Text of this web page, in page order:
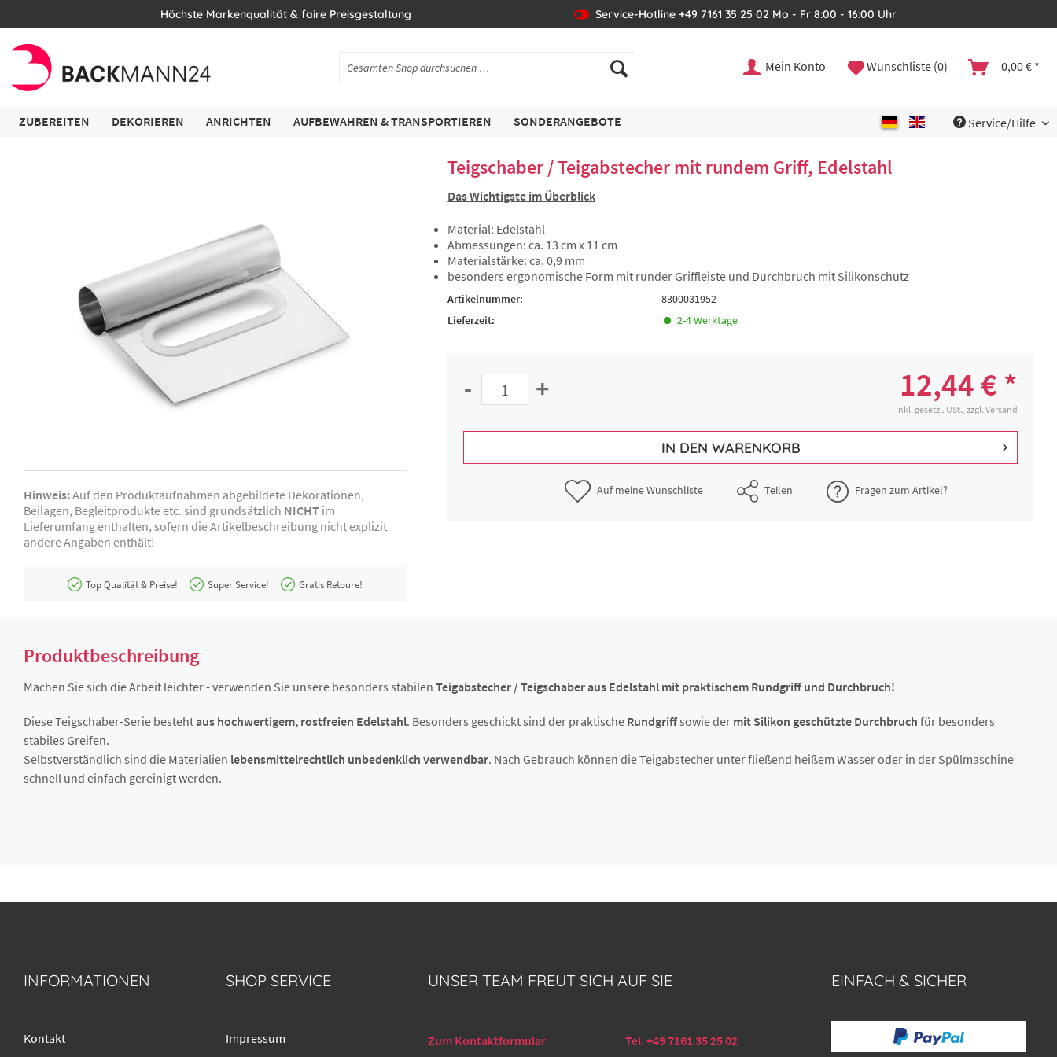
Höchste Markenqualität & faire Preisgestaltung Service-Hotline +49 7161 35 25 02 Mo - Fr 8:00 - 16:00 Uhr
Mein Konto Wunschliste (0) 0,00 € *
ZUBEREITEN DEKORIEREN ANRICHTEN AUFBEWAHREN & TRANSPORTIEREN SONDERANGEBOTE Service/Hilfe
Hinweis:Auf den Produktaufnahmen abgebildete Dekorationen,
Beilagen, Begleitprodukte etc. sind grundsätzlich NICHT im
Lieferumfang enthalten, sofern die Artikelbeschreibung nicht explizit
andere Angaben enthält!
Top Qualität & Preise! Super Service! Gratis Retoure!
Teigschaber / Teigabstecher mit rundem Griff, Edelstahl
Das Wichtigste im Überblick
Material: Edelstahl
Abmessungen: ca. 13 cm x 11 cm
Materialstärke: ca. 0,9 mm
besonders ergonomische Form mit runder Griffleiste und Durchbruch mit Silikonschutz
Artikelnummer:
8300031952
Lieferzeit:
2-4 Werktage
12,44 € *
Inkl. gesetzl. USt., zzgl. Versand
- +
IN DEN WARENKORB
Auf meine Wunschliste Teilen Fragen zum Artikel?
Produktbeschreibung
Machen Sie sich die Arbeit leichter - verwenden Sie unsere besonders stabilen Teigabstecher / Teigschaber aus Edelstahl mit praktischem Rundgriff und Durchbruch!
Diese Teigschaber-Serie bestehtaus hochwertigem, rostfreien Edelstahl. Besonders geschickt sind der praktische Rundgriffsowie der mit Silikon geschützte Durchbruch für besonders
stabiles Greifen.
Selbstverständlich sind die Materialien lebensmittelrechtlich unbedenklich verwendbar. Nach Gebrauch können die Teigabstecher unter fließend heißem Wasser oder in der Spülmaschine
schnell und einfach gereinigt werden.
INFORMATIONEN
Kontakt
SHOP SERVICE
Impressum
UNSER TEAM FREUT SICH AUF SIE
Zum Kontaktformular Tel. +49 7161 35 25 02
EINFACH & SICHER